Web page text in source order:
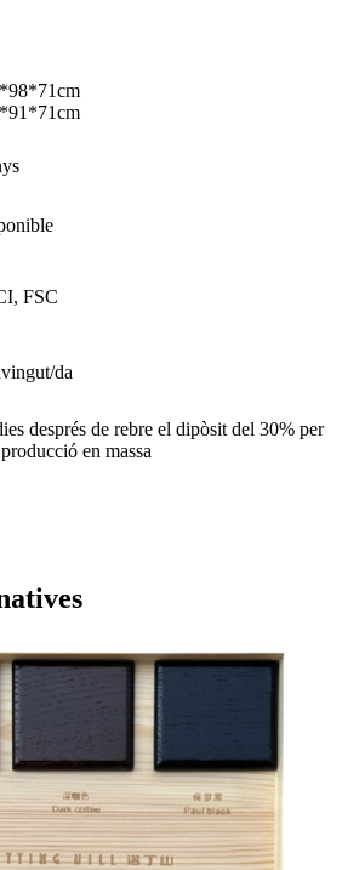
FSC
da
després de rebre el dipòsit del 30% per
en massa